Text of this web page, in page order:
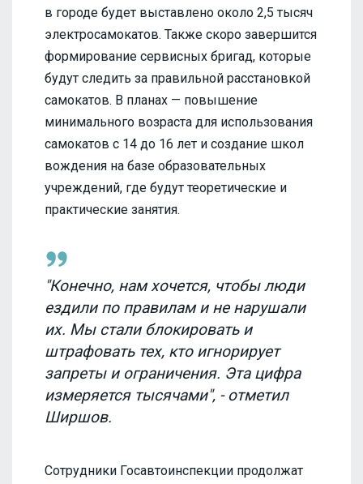
в городе будет выставлено около 2,5 тысяч
электросамокатов. Также скоро завершится
формирование сервисных бригад, которые
будут следить за правильной расстановкой
самокатов. В планах — повышение
минимального возраста для использования
самокатов с 14 до 16 лет и создание школ
вождения на базе образовательных
учреждений, где будут теоретические и
практические занятия.
"Конечно, нам хочется, чтобы люди
ездили по правилам и не нарушали
их. Мы стали блокировать и
штрафовать тех, кто игнорирует
запреты и ограничения. Эта цифра
измеряется тысячами", - отметил
Ширшов.
Сотрудники Госавтоинспекции продолжат